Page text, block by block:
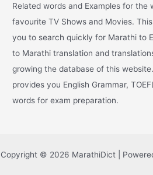
Related words and Examples for the
favourite TV Shows and Movies.
you to search quickly for Marathi to
to Marathi translation and
growing the database of this
provides you English Grammar,
words for exam preparation.
Copyright © 2026 MarathiDict |